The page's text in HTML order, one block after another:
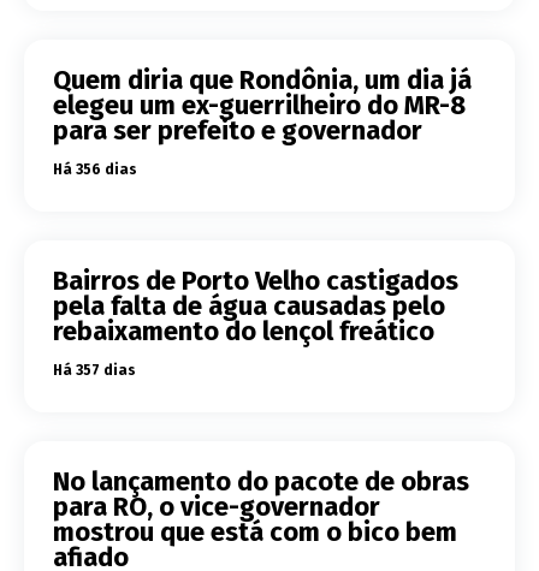
Quem diria que Rondônia, um dia já
elegeu um ex-guerrilheiro do MR-8
para ser prefeito e governador
Há 356 dias
Bairros de Porto Velho castigados
pela falta de água causadas pelo
rebaixamento do lençol freático
Há 357 dias
No lançamento do pacote de obras
para RO, o vice-governador
mostrou que está com o bico bem
afiado